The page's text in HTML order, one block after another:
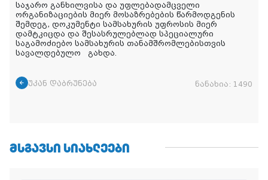
საჯარო განხილვისა და უფლებადამცველი
ორგანიზაციების მიერ მოსაზრებების წარმოდგენის
შემდეგ, დოკუმენტი სამსახურის უფროსის მიერ
დამტკიცდა და შესასრულებლად სპეციალური
საგამოძიებო სამსახურის თანამშრომლებისთვის
სავალდებულო
გახდა.
უკან დაბრუნება ნანახია: 1490
ᲛᲡᲒᲐᲕᲡᲘ ᲡᲘᲐᲮᲚᲔᲔᲑᲘ